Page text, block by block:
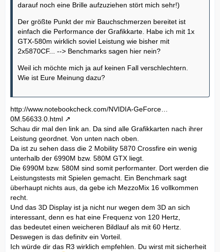
darauf noch eine Brille aufzuziehen stört mich sehr!)
Der größte Punkt der mir Bauchschmerzen bereitet ist
einfach die Performance der Grafikkarte. Habe ich mit 1x
GTX-580m wirklich soviel Leistung wie bisher mit
2x5870CF... --> Benchmarks sagen hier nein?
Weil ich möchte mich ja auf keinen Fall verschlechtern.
Wie ist Eure Meinung dazu?
http://www.notebookcheck.com/NVIDIA-GeForce…
0M.56633.0.html
Schau dir mal den link an. Da sind alle Grafikkarten nach ihrer
Leistung geordnet. Von unten nach oben.
Da ist zu sehen dass die 2 Mobility 5870 Crossfire ein wenig
unterhalb der 6990M bzw. 580M GTX liegt.
Die 6990M bzw. 580M sind somit performanter. Dort werden die
Leistungstests mit Spielen gemacht. Ein Benchmark sagt
überhaupt nichts aus, da gebe ich MezzoMix 16 vollkommen
recht.
Und das 3D Display ist ja nicht nur wegen dem 3D an sich
interessant, denn es hat eine Frequenz von 120 Hertz,
das bedeutet einen weicheren Bildlauf als mit 60 Hertz.
Deswegen is das definitv ein Vorteil.
Ich würde dir das R3 wirklich empfehlen. Du wirst mit sicherheit